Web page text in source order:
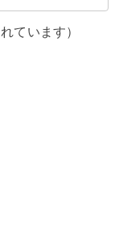
ています）